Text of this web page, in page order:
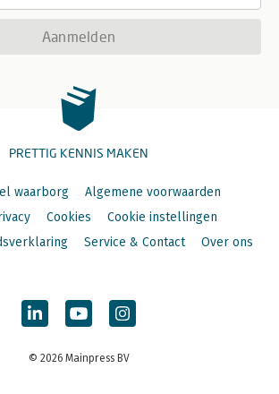
Aanmelden
PRETTIG KENNIS MAKEN
waarborg
Algemene voorwaarden
Cookies
Cookie instellingen
Service & Contact Over ons
© 2026 Mainpress BV